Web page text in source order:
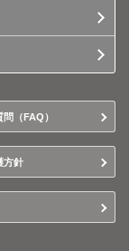
（FAQ）
方針